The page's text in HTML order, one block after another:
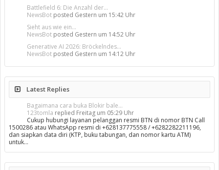
Battlefield 6: Die Anzahl der...
NewsBot posted Gestern um 15:42 Uhr
Sieht aus wie ein...
NewsBot posted Gestern um 14:52 Uhr
Generative AI 2026: Bröckelndes...
NewsBot posted Gestern um 14:12 Uhr
Latest Replies
Bagaimana cara buka Blokir bale...
123tomla replied Freitag um 05:29 Uhr
Cukup hubungi layanan pelanggan resmi BTN di nomor BTN Call
1500286 atau WhatsApp resmi di +628137775558 / +6282282211196,
dan siapkan data diri (KTP, buku tabungan, dan nomor kartu ATM)
untuk…